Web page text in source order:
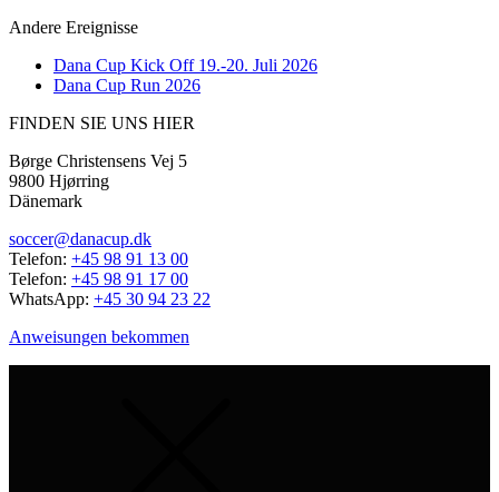
Andere Ereignisse
Dana Cup Kick Off 19.-20. Juli 2026
Dana Cup Run 2026
FINDEN SIE UNS HIER
Børge Christensens Vej 5
9800 Hjørring
Dänemark
soccer@danacup.dk
Telefon: +45 98 91 13 00
Telefon: +45 98 91 17 00
WhatsApp: +45 30 94 23 22
Anweisungen bekommen